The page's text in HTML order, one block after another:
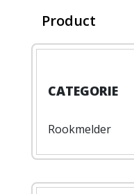
Product
Rookmelder